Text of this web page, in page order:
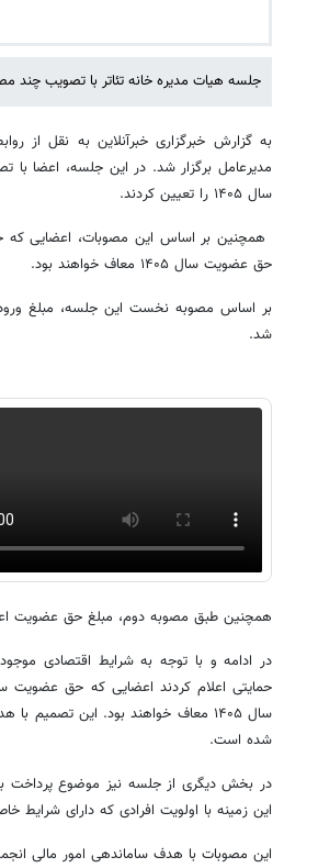
جلسه هیات مدیره خانه تئاتر با تصویب چند
به گزارش خبرگزاری خبرآنلاین به نقل از
مدیرعامل برگزار شد. در این جلسه، اعضا
سال ۱۴۰۵ را تعیین کردند.
حق عضویت سال ۱۴۰۵ معاف خواهند بود.
شد.
همچنین طبق مصوبه دوم، مبلغ حق عضویت اعضا برای سال ۱۴۰۵، ۵۰۰
در ادامه و با توجه به شرایط اقتصادی
سال ۱۴۰۵ معاف خواهند بود. این
شده است.
در بخش دیگری از جلسه نیز موضوع پرداخت
این زمینه با اولویت افرادی که دارای
این مصوبات با هدف ساماندهی امور مالی